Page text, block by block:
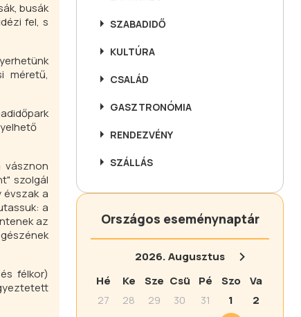
busák
fel, s
méretű,
vásznon
szolgál
évszak a
a
az
félkor)
SZABADIDŐ
KULTÚRA
CSALÁD
GASZTRONÓMIA
RENDEZVÉNY
SZÁLLÁS
Országos eseménynaptár
2026.Augusztus
Hé
Ke Sze Csü Pé Szo
Va
27
28 29 30 31 1
2